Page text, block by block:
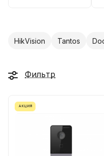
HikVision Tantos
Фильтр
АКЦИЯ